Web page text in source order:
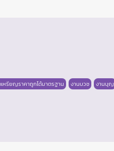
หรียญราคาถูกได้มาตรฐาน งานบวช งานบุญ